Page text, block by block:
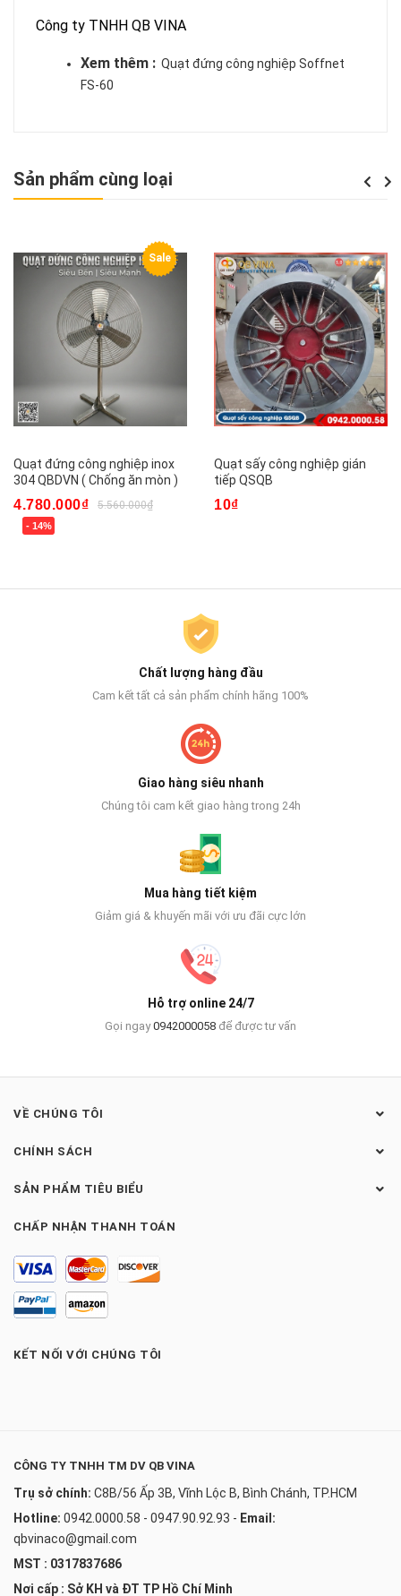
Công ty TNHH QB VINA
Xem thêm : Quạt đứng công nghiệp Soffnet
FS-60
Sản phẩm cùng loại
Sale
Quạt đứng công nghiệp inox
304 QBDVN ( Chống ăn mòn )
4.780.000₫ 5.560.000₫
- 14%
Quạt sấy công nghiệp gián
tiếp QSQB
10₫
Next
Chất lượng hàng đầu
Cam kết tất cả sản phẩm chính hãng 100%
Giao hàng siêu nhanh
Chúng tôi cam kết giao hàng trong 24h
Mua hàng tiết kiệm
Giảm giá & khuyến mãi với ưu đãi cực lớn
Hỗ trợ online 24/7
Gọi ngay0942000058 để được tư vấn
VỀ CHÚNG TÔI
CHÍNH SÁCH
SẢN PHẨM TIÊU BIỂU
CHẤP NHẬN THANH TOÁN
KẾT NỐI VỚI CHÚNG TÔI
CÔNG TY TNHH TM DV QB VINA
Trụ sở chính: C8B/56 Ấp 3B, Vĩnh Lộc B, Bình Chánh, TP.HCM
Hotline: 0942.0000.58 - 0947.90.92.93 - Email:
qbvinaco@gmail.com
MST : 0317837686
Nơi cấp : Sở KH và ĐT TP Hồ Chí Minh